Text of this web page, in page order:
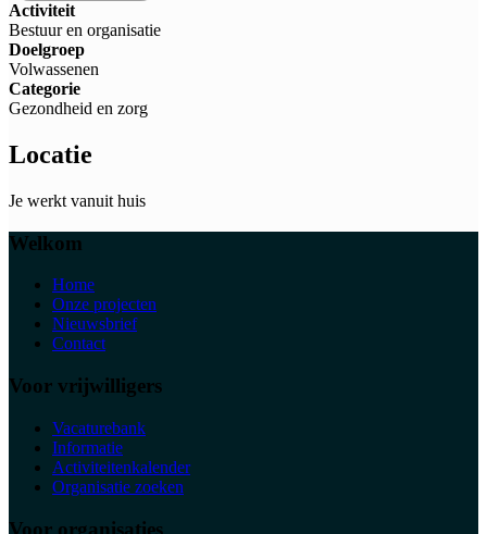
Activiteit
Bestuur en organisatie
Doelgroep
Volwassenen
Categorie
Gezondheid en zorg
Locatie
Je werkt vanuit huis
Welkom
Home
Onze projecten
Nieuwsbrief
Contact
Voor vrijwilligers
Vacaturebank
Informatie
Activiteitenkalender
Organisatie zoeken
Voor organisaties